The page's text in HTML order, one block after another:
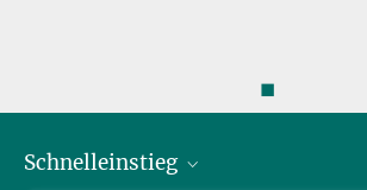
◼
Schnelleinstieg